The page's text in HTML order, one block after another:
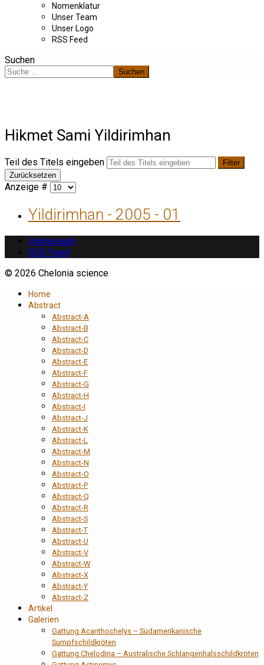
Nomenklatur
Unser Team
Unser Logo
RSS Feed
Suchen
Suchen
Hikmet Sami Yildirimhan
Teil des Titels eingeben
Filter
Zurücksetzen
Anzeige #
Yildirimhan - 2005 - 01
Impressum
RSS Feed
© 2026 Chelonia science
Home
Abstract
Abstract-A
Abstract-B
Abstract-C
Abstract-D
Abstract-E
Abstract-F
Abstract-G
Abstract-H
Abstract-I
Abstract-J
Abstract-K
Abstract-L
Abstract-M
Abstract-N
Abstract-O
Abstract-P
Abstract-Q
Abstract-R
Abstract-S
Abstract-T
Abstract-U
Abstract-V
Abstract-W
Abstract-X
Abstract-Y
Abstract-Z
Artikel
Galerien
Gattung Acanthochelys – Südamerikanische
Sumpfschildkröten
Gattung Chelodina – Australische Schlangenhalsschildkröten